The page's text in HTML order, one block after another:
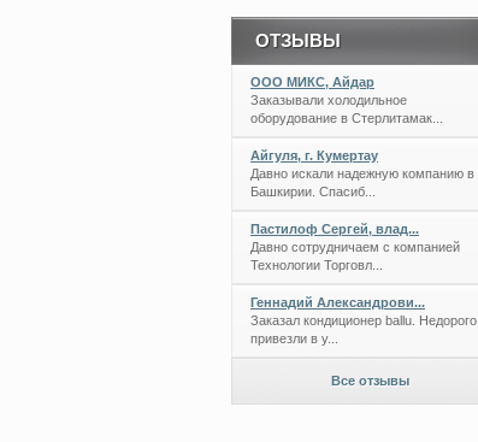
ОТЗЫВЫ
ООО МИКС, Айдар
Заказывали холодильное
оборудование в Стерлитамак...
Айгуля, г. Кумертау
Давно искали надежную компанию в
Башкирии. Спасиб...
Пастилоф Сергей, влад...
Давно сотрудничаем с компанией
Технологии Торговл...
Геннадий Александрови...
Заказал кондиционер ballu. Недорого,
привезли в у...
Все отзывы